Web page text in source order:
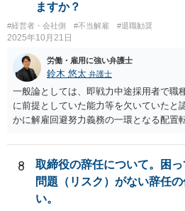
ますか？
#経営者・会社側 #不当解雇 #退職勧奨
2025年10月21日
労働・雇用に強い弁護士
鈴木 悠太 弁護士
一般論としては、即戦力中途採用者で職
に前提としていた能力等を欠いていたと
かに解雇回避努力義務の一環となる配置
解雇の有効性が認められやすい傾向にあ
場合でも、「会社が当該労働者に対し
か」との点はやはり重要な要素となり（
手段はその一例となるでしょう）、裁判
る可能性が高いと思います。 具体的事案
8
取締役の辞任について。困
問題（リスク）がない辞任
い。